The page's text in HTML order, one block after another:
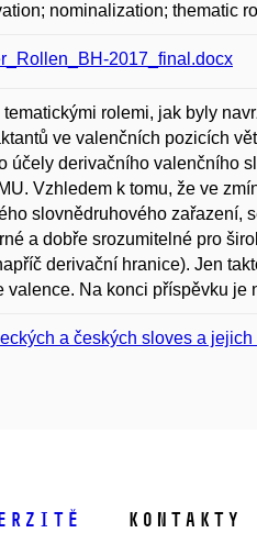
nominalization; thematic
2017_final.docx
rolemi, jak byly
ve valenčních pozicích
účely derivačního valenčního
Vzhledem k tomu, že ve
slovnědruhového zařazení,
a dobře srozumitelné pro
derivační hranice). Jen
valence. Na konci příspěvku je
a českých sloves a jejich
Kontakty